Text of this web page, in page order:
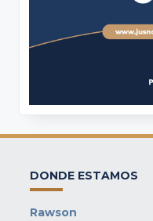
DONDE ESTAMOS
Rawson